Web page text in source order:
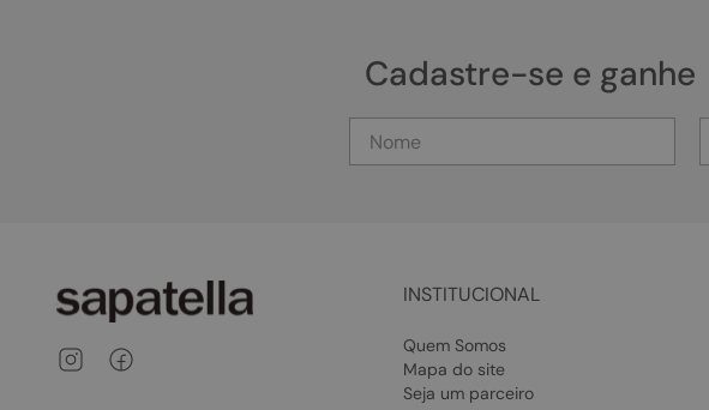
Cadastre-se e ganhe
INSTITUCIONAL
Quem Somos
Mapa do site
Seja um parceiro